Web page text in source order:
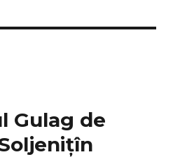
Gulag de